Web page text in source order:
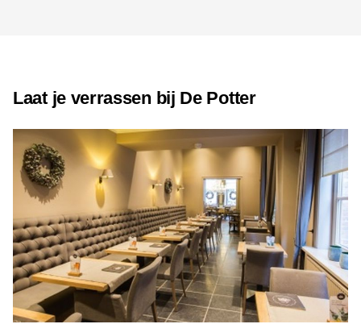
Laat je verrassen bij De Potter